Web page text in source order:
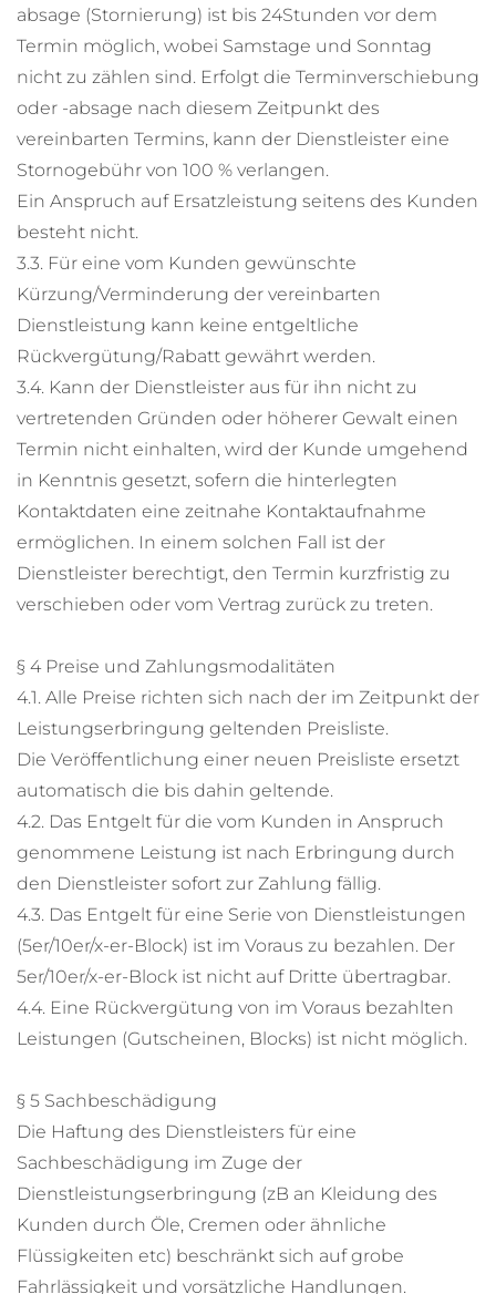
absage (Stornierung) ist bis 24Stunden vor dem
Termin möglich, wobei Samstage und Sonntag
nicht zu zählen sind. Erfolgt die Terminverschiebung
oder -absage nach diesem Zeitpunkt des
vereinbarten Termins, kann der Dienstleister eine
Stornogebühr von 100 % verlangen.
Ein Anspruch auf Ersatzleistung seitens des Kunden
besteht nicht.
3.3. Für eine vom Kunden gewünschte
Kürzung/Verminderung der vereinbarten
Dienstleistung kann keine entgeltliche
Rückvergütung/Rabatt gewährt werden.
3.4. Kann der Dienstleister aus für ihn nicht zu
vertretenden Gründen oder höherer Gewalt einen
Termin nicht einhalten, wird der Kunde umgehend
in Kenntnis gesetzt, sofern die hinterlegten
Kontaktdaten eine zeitnahe Kontaktaufnahme
ermöglichen. In einem solchen Fall ist der
Dienstleister berechtigt, den Termin kurzfristig zu
verschieben oder vom Vertrag zurück zu treten.
§ 4 Preise und Zahlungsmodalitäten
4.1. Alle Preise richten sich nach der im Zeitpunkt der
Leistungserbringung geltenden Preisliste.
Die Veröffentlichung einer neuen Preisliste ersetzt
automatisch die bis dahin geltende.
4.2. Das Entgelt für die vom Kunden in Anspruch
genommene Leistung ist nach Erbringung durch
den Dienstleister sofort zur Zahlung fällig.
4.3. Das Entgelt für eine Serie von Dienstleistungen
(5er/10er/x-er-Block) ist im Voraus zu bezahlen. Der
5er/10er/x-er-Block ist nicht auf Dritte übertragbar.
4.4. Eine Rückvergütung von im Voraus bezahlten
Leistungen (Gutscheinen, Blocks) ist nicht möglich.
§ 5 Sachbeschädigung
Die Haftung des Dienstleisters für eine
Sachbeschädigung im Zuge der
Dienstleistungserbringung (zB an Kleidung des
Kunden durch Öle, Cremen oder ähnliche
Flüssigkeiten etc) beschränkt sich auf grobe
Fahrlässigkeit und vorsätzliche Handlungen.